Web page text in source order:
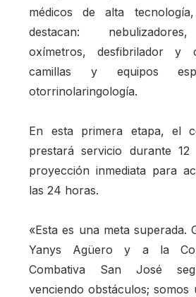
médicos de alta
destacan:
oxímetros, desfibrilador y
camillas y equipos
otorrinolaringología.
En esta primera etapa, el
prestará servicio durante
proyección inmediata para
las 24 horas.
«Esta es una meta superada.
Yanys Agüero y a la
Combativa San José
venciendo obstáculos; somos